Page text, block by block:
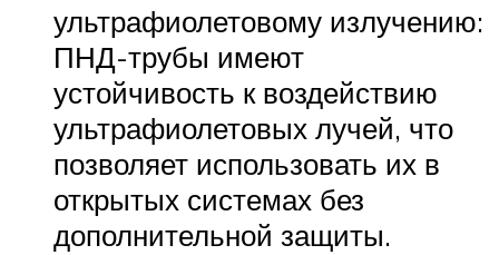
ультрафиолетовому излучению:
ПНД-трубы имеют
устойчивость к воздействию
ультрафиолетовых лучей, что
позволяет использовать их в
открытых системах без
дополнительной защиты.